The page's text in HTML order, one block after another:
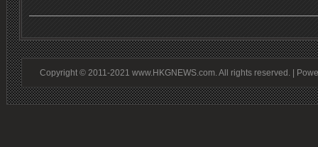
Copyright © 2011-2021 www.HKGNEWS.com. All rights reserved. |